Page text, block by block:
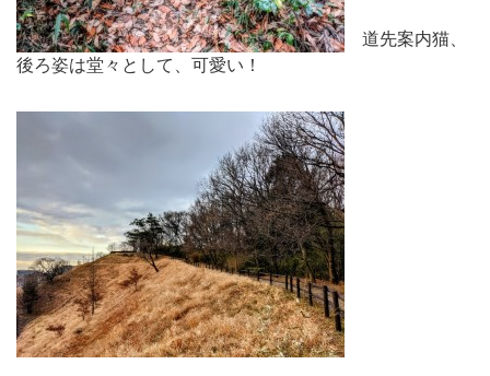
道先案内猫、
後ろ姿は堂々として、可愛い！